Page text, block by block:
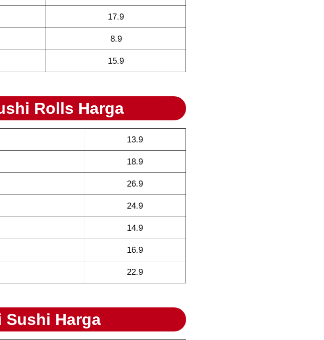
17.9
8.9
15.9
Rolls Harga
13.9
18.9
26.9
24.9
14.9
16.9
22.9
Sushi Harga